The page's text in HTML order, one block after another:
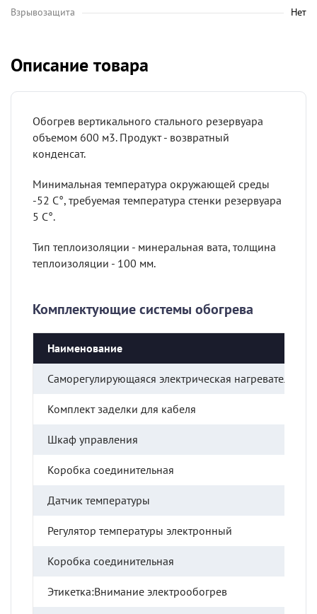
Взрывозащита Нет
Описание товара
Обогрев вертикального стального резервуара
объемом 600 м3. Продукт - возвратный
конденсат.
Минимальная температура окружающей среды
-52 С°, требуемая температура стенки резервуара
5 С°.
Тип теплоизоляции - минеральная вата, толщина
теплоизоляции - 100 мм.
Комплектующие системы обогрева
Наименование
Саморегулирующаяся электрическая нагревательная
Комплект заделки для кабеля
Шкаф управления
Коробка соединительная
Датчик температуры
Регулятор температуры электронный
Коробка соединительная
Этикетка:Внимание электрообогрев